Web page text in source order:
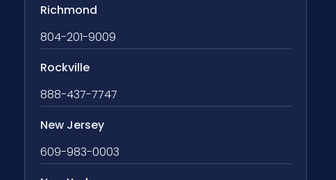
Richmond
804-201-9009
Rockville
888-437-7747
New Jersey
609-983-0003